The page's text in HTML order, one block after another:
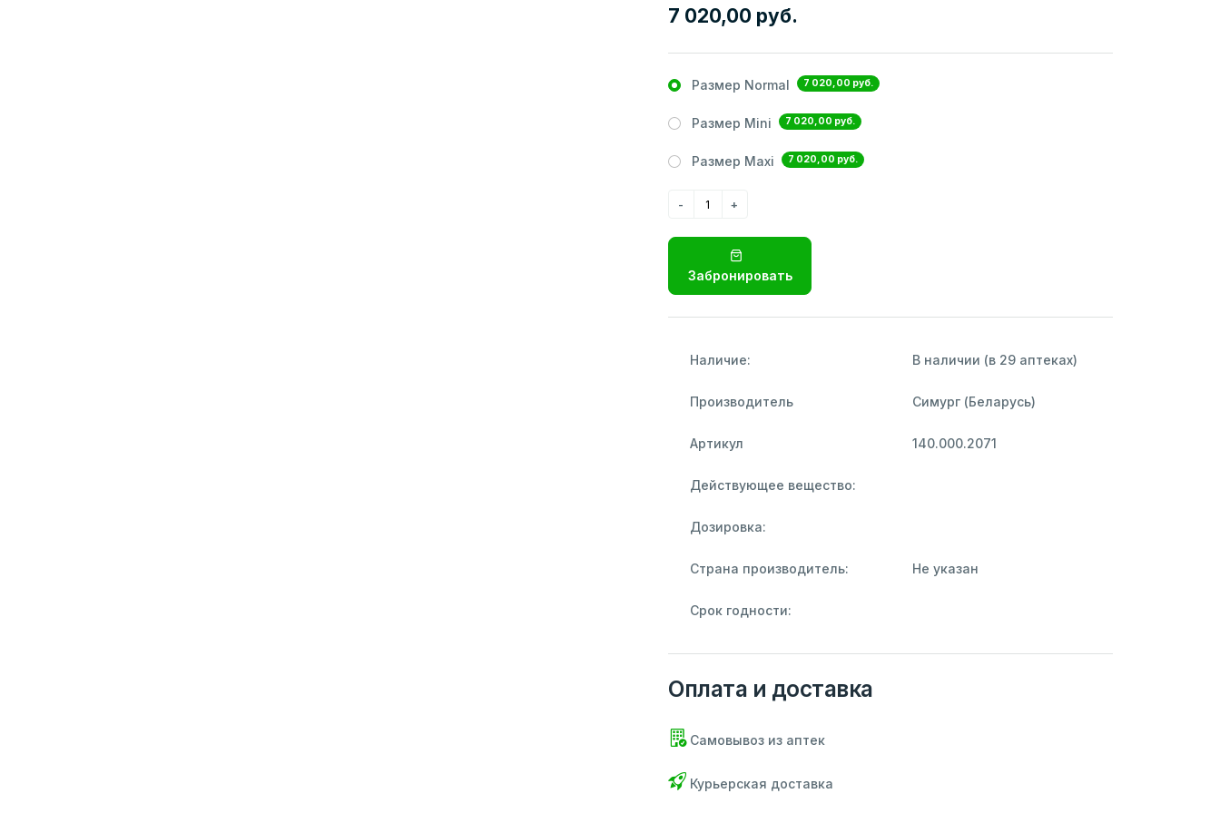
7 020,00 руб.
Размер Normal 7 020,00 руб.
Размер Mini 7 020,00 руб.
Размер Maxi 7 020,00 руб.
Забронировать
Наличие: В наличии (в 29 аптеках)
Производитель Симург (Беларусь)
Артикул 140.000.2071
Действующее вещество:
Дозировка:
Страна производитель: Не указан
Срок годности:
Оплата и доставка
Самовывоз из аптек
Курьерская доставка